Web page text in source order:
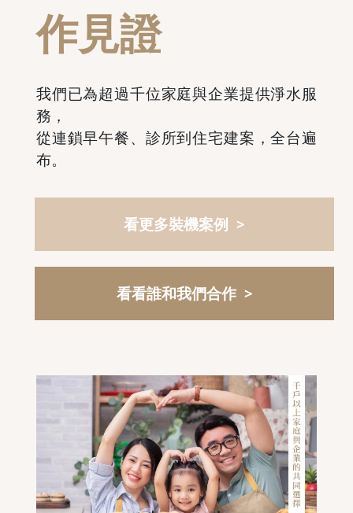
作見證
我們已為超過千位家庭與企業提供淨水服
務，
從連鎖早午餐、診所到住宅建案，全台遍
布。
看更多裝機案例 >
看看誰和我們合作 >